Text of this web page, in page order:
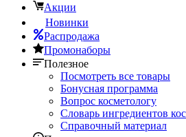
Акции
Новинки
Распродажа
Промонаборы
Полезное
Посмотреть все товары
Бонусная программа
Вопрос косметологу
Словарь ингредиентов
Справочный материал